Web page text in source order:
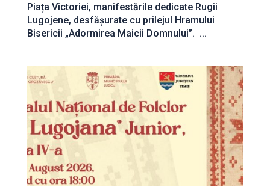
Piața Victoriei, manifestările dedicate Rugii
Lugojene, desfășurate cu prilejul Hramului
Bisericii „Adormirea Maicii Domnului”. ...